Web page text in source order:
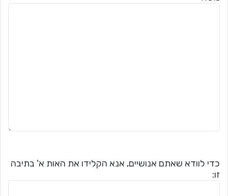
כדי לוודא שאתם אנושיים, אנא הקלידו את האות א' בתיבה
זו: